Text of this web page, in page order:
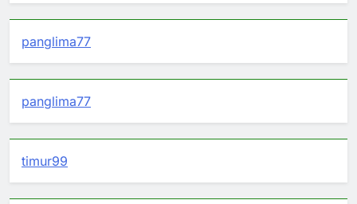
panglima77
panglima77
timur99